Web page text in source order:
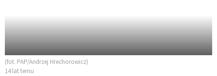
(fot. PAP/Andrzej Hrechorowicz)
14 lat temu